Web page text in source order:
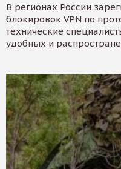
В регионах России
блокировок VPN по
технические
удобных и